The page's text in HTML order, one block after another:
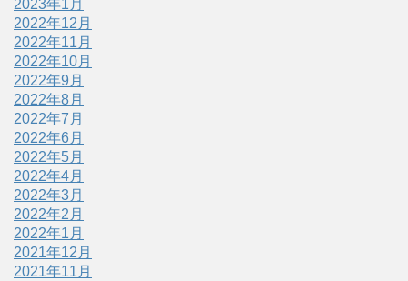
2023年1月
2022年12月
2022年11月
2022年10月
2022年9月
2022年8月
2022年7月
2022年6月
2022年5月
2022年4月
2022年3月
2022年2月
2022年1月
2021年12月
2021年11月